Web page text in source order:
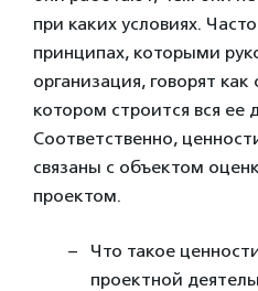
при каких условиях.
принципах, которыми
организация, говорят
котором строится вся ее
Соответственно,
связаны с объектом
проектом.
Что такое
проектной